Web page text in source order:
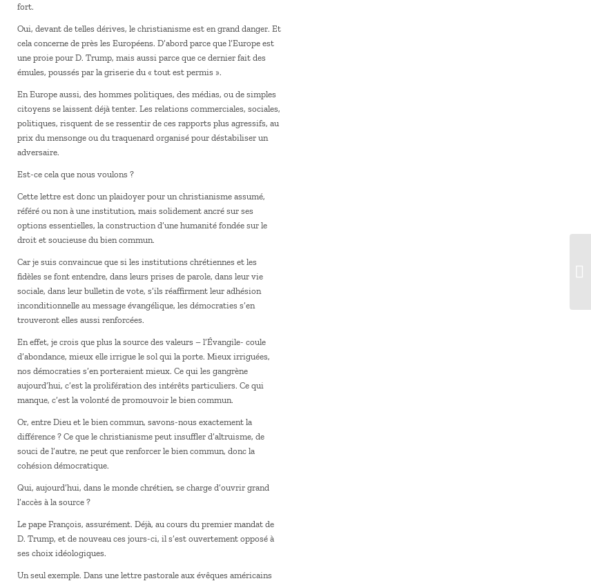
fort.
Oui, devant de telles dérives, le christianisme est en grand danger. Et
cela concerne de près les Européens. D’abord parce que l’Europe est
une proie pour D. Trump, mais aussi parce que ce dernier fait des
émules, poussés par la griserie du « tout est permis ».
En Europe aussi, des hommes politiques, des médias, ou de simples
citoyens se laissent déjà tenter. Les relations commerciales, sociales,
politiques, risquent de se ressentir de ces rapports plus agressifs, au
prix du mensonge ou du traquenard organisé pour déstabiliser un
adversaire.
Est-ce cela que nous voulons ?
Cette lettre est donc un plaidoyer pour un christianisme assumé,
référé ou non à une institution, mais solidement ancré sur ses
options essentielles, la construction d’une humanité fondée sur le
droit et soucieuse du bien commun.
Car je suis convaincue que si les institutions chrétiennes et les
fidèles se font entendre, dans leurs prises de parole, dans leur vie
sociale, dans leur bulletin de vote, s’ils réaffirment leur adhésion
inconditionnelle au message évangélique, les démocraties s’en
trouveront elles aussi renforcées.
En effet, je crois que plus la source des valeurs – l’Évangile- coule
d’abondance, mieux elle irrigue le sol qui la porte. Mieux irriguées,
nos démocraties s’en porteraient mieux. Ce qui les gangrène
aujourd’hui, c’est la prolifération des intérêts particuliers. Ce qui
manque, c’est la volonté de promouvoir le bien commun.
Or, entre Dieu et le bien commun, savons-nous exactement la
différence ? Ce que le christianisme peut insuffler d’altruisme, de
souci de l’autre, ne peut que renforcer le bien commun, donc la
cohésion démocratique.
Qui, aujourd’hui, dans le monde chrétien, se charge d’ouvrir grand
l’accès à la source ?
Le pape François, assurément. Déjà, au cours du premier mandat de
D. Trump, et de nouveau ces jours-ci, il s’est ouvertement opposé à
ses choix idéologiques.
Un seul exemple. Dans une lettre pastorale aux évêques américains